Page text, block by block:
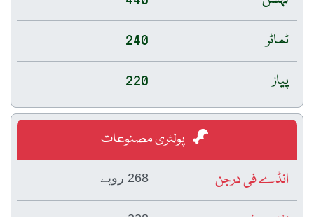
ٹماٹر
240
پیاز
220
پولٹری مصنوعات
انڈے فی درجن
268 روپے